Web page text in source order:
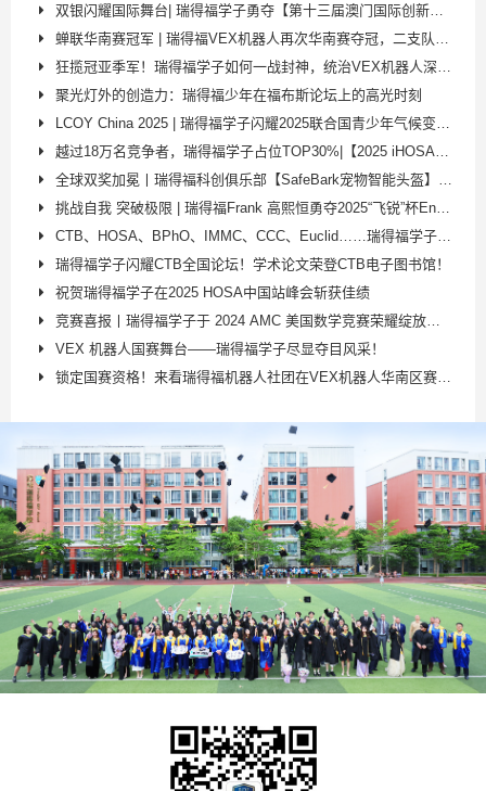
双银闪耀国际舞台| 瑞得福学子勇夺【第十三届澳门国际创新发明展】两个全球银奖！
蝉联华南赛冠军 | 瑞得福VEX机器人再次华南赛夺冠，二支队伍双双晋级国赛
狂揽冠亚季军！瑞得福学子如何一战封神，统治VEX机器人深圳选拔赛？
聚光灯外的创造力：瑞得福少年在福布斯论坛上的高光时刻
LCOY China 2025 | 瑞得福学子闪耀2025联合国青少年气候变化峰会！
越过18万名竞争者，瑞得福学子占位TOP30%|【2025 iHOSA全球站】再攀高峰！
全球双奖加冕丨瑞得福科创俱乐部【SafeBark宠物智能头盔】斩获日内瓦发明展金奖！​
挑战自我 突破极限 | 瑞得福Frank 高熙恒勇夺2025“飞锐”杯Enduro耐力赛季军！
CTB、HOSA、BPhO、IMMC、CCC、Euclid……瑞得福学子在国际学术赛场连创巅峰！
瑞得福学子闪耀CTB全国论坛！学术论文荣登CTB电子图书馆！
祝贺瑞得福学子在2025 HOSA中国站峰会斩获佳绩
竞赛喜报丨瑞得福学子于 2024 AMC 美国数学竞赛荣耀绽放，佳绩斐然！
VEX 机器人国赛舞台——瑞得福学子尽显夺目风采！
锁定国赛资格！来看瑞得福机器人社团在VEX机器人华南区赛上的精彩表现！